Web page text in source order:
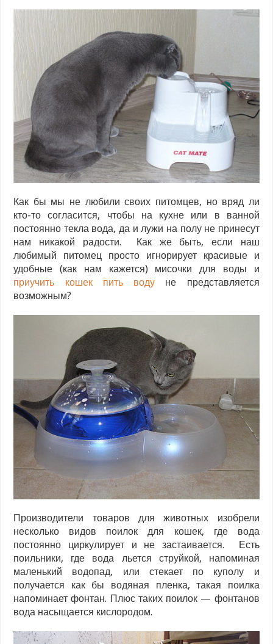
Как бы мы не любили своих питомцев, но вряд ли
кто-то согласится, чтобы на кухне или в ванной
постоянно текла вода, да и лужи на полу не принесут
нам никакой радости. Как же быть, если наш
любимый питомец просто игнорирует красивые и
удобные (как нам кажется) мисочки для воды и
приучить кошек пить воду не представляется
возможным?
Производители товаров для животных изобрели
несколько видов поилок для кошек, где вода
постоянно циркулирует и не застаивается. Есть
поильники, где вода льется струйкой, напоминая
маленький водопад, или стекает по куполу и
получается как бы водяная пленка, такая поилка
напоминает фонтан. Плюс таких поилок — фонтанов
вода насыщается кислородом.